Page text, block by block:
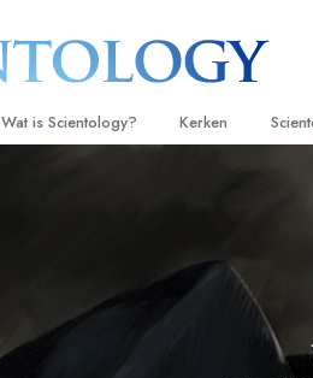
Wat is Scientology?
Wat scientologen zeggen over
Maak kennis met een scientoloog
Kerken
Hogere Organisaties
Flag Land Base